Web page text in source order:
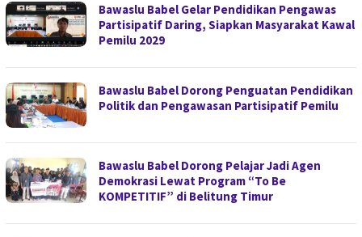
Bawaslu Babel Gelar Pendidikan Pengawas
Partisipatif Daring, Siapkan Masyarakat Kawal
Pemilu 2029
Bawaslu Babel Dorong Penguatan Pendidikan
Politik dan Pengawasan Partisipatif Pemilu
Bawaslu Babel Dorong Pelajar Jadi Agen
Demokrasi Lewat Program “To Be
KOMPETITIF” di Belitung Timur